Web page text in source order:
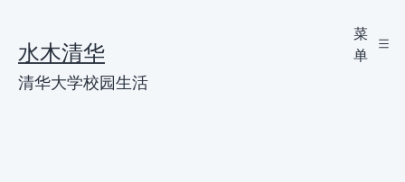
至
水木清华
清华大学校园生活
菜
单